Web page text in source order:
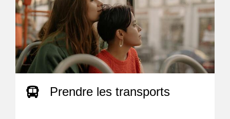
Prendre les transports